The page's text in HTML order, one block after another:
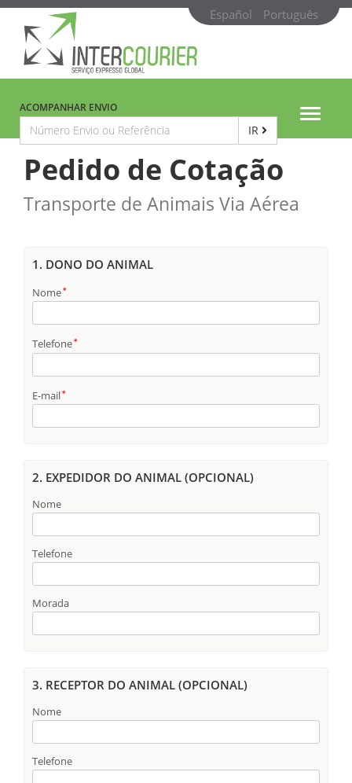
Español Português
ACOMPANHAR ENVIO
IR
Toggle
Pedido de Cotação
Transporte de Animais Via Aérea
1. DONO DO ANIMAL
Nome
Telefone
E-mail
2. EXPEDIDOR DO ANIMAL (OPCIONAL)
Nome
Telefone
Morada
3. RECEPTOR DO ANIMAL (OPCIONAL)
Nome
Telefone